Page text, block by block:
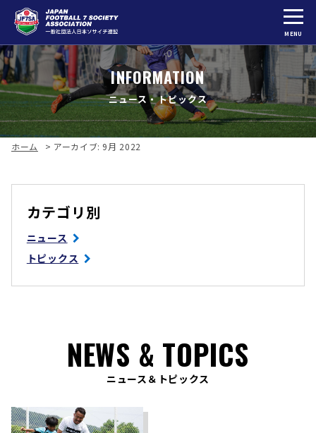
MENU
INFORMATION
ニュース・トピックス
ホーム > アーカイブ: 9月 2022
カテゴリ別
ニュース
トピックス
NEWS & TOPICS
ニュース＆トピックス